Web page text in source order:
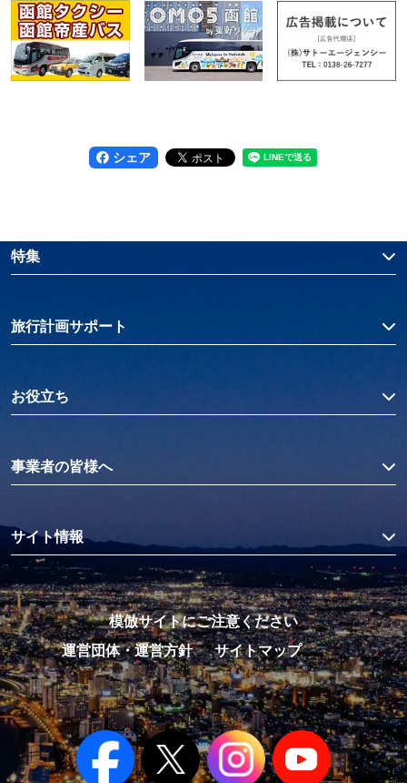
シェア
特集
旅行計画サポート
お役立ち
事業者の皆様へ
サイト情報
模倣サイトにご注意ください
運営団体・運営方針
サイトマップ